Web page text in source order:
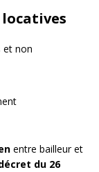
locatives
et non
entre bailleur et
du 26